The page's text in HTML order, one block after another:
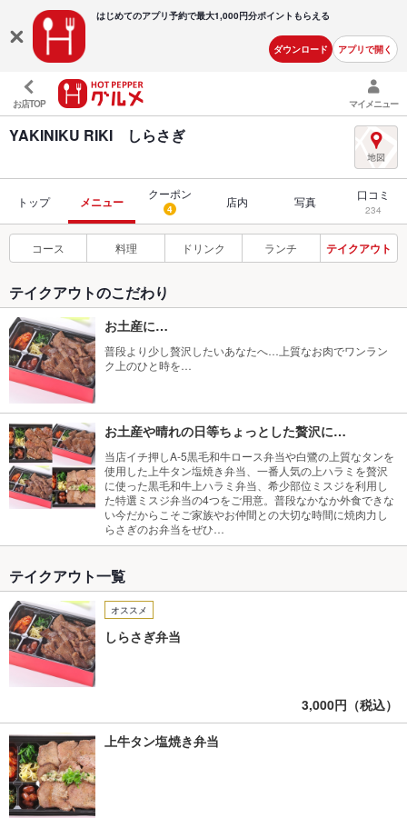
はじめてのアプリ予約で最大1,000円分ポイントもらえる
ダウンロード アプリで開く
お店TOP マイメニュー
YAKINIKU RIKI しらさぎ
トップ メニュー
クーポン
4 店内 写真 口コミ
234
コース 料理 ドリンク ランチ テイクアウト
テイクアウトのこだわり
お土産に…
普段より少し贅沢したいあなたへ…上質なお肉でワンラン
ク上のひと時を…
お土産や晴れの日等ちょっとした贅沢に…
当店イチ押しA-5黒毛和牛ロース弁当や白鷺の上質なタンを
使用した上牛タン塩焼き弁当、一番人気の上ハラミを贅沢
に使った黒毛和牛上ハラミ弁当、希少部位ミスジを利用し
た特選ミスジ弁当の4つをご用意。普段なかなか外食できな
い今だからこそご家族やお仲間との大切な時間に焼肉力し
らさぎのお弁当をぜひ…
テイクアウト一覧
オススメ
しらさぎ弁当
3,000円（税込）
上牛タン塩焼き弁当